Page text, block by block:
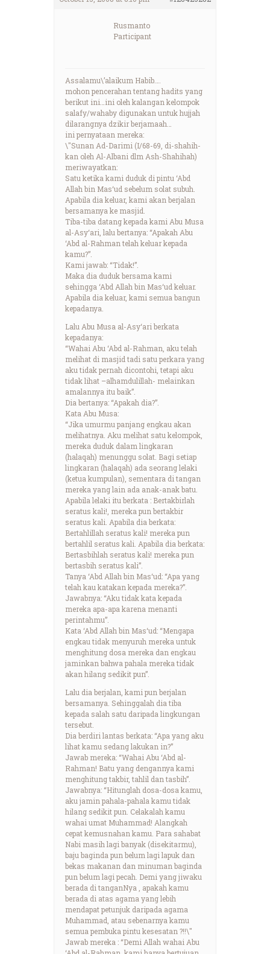
Rusmanto
Participant
Assalamu\’alaikum Habib….
mohon pencerahan tentang hadits yang
berikut ini…ini oleh kalangan kelompok
salafy/wahaby digunakan untuk hujjah
dilarangnya dzikir berjamaah…
ini pernyataan mereka:
\"Sunan Ad-Darimi (I/68-69, di-shahih-
kan oleh Al-Albani dlm Ash-Shahihah)
meriwayatkan:
Satu ketika kami duduk di pintu ‘Abd
Allah bin Mas‘ud sebelum solat subuh.
Apabila dia keluar, kami akan berjalan
bersamanya ke masjid.
Tiba-tiba datang kepada kami Abu Musa
al-Asy‘ari, lalu bertanya: “Apakah Abu
‘Abd al-Rahman telah keluar kepada
kamu?”.
Kami jawab: “Tidak!”.
Maka dia duduk bersama kami
sehingga ‘Abd Allah bin Mas‘ud keluar.
Apabila dia keluar, kami semua bangun
kepadanya.
Lalu Abu Musa al-Asy‘ari berkata
kepadanya:
“Wahai Abu ‘Abd al-Rahman, aku telah
melihat di masjid tadi satu perkara yang
aku tidak pernah dicontohi, tetapi aku
tidak lihat –alhamdulillah- melainkan
amalannya itu baik”.
Dia bertanya: “Apakah dia?”.
Kata Abu Musa:
“Jika umurmu panjang engkau akan
melihatnya. Aku melihat satu kelompok,
mereka duduk dalam lingkaran
(halaqah) menunggu solat. Bagi setiap
lingkaran (halaqah) ada seorang lelaki
(ketua kumpulan), sementara di tangan
mereka yang lain ada anak-anak batu.
Apabila lelaki itu berkata : Bertakbirlah
seratus kali!, mereka pun bertakbir
seratus kali. Apabila dia berkata:
Bertahlillah seratus kali! mereka pun
bertahlil seratus kali. Apabila dia berkata:
Bertasbihlah seratus kali! mereka pun
bertasbih seratus kali”.
Tanya ‘Abd Allah bin Mas‘ud: “Apa yang
telah kau katakan kepada mereka?”.
Jawabnya: “Aku tidak kata kepada
mereka apa-apa karena menanti
perintahmu”.
Kata ‘Abd Allah bin Mas‘ud: “Mengapa
engkau tidak menyuruh mereka untuk
menghitung dosa mereka dan engkau
jaminkan bahwa pahala mereka tidak
akan hilang sedikit pun”.
Lalu dia berjalan, kami pun berjalan
bersamanya. Sehinggalah dia tiba
kepada salah satu daripada lingkungan
tersebut.
Dia berdiri lantas berkata: “Apa yang aku
lihat kamu sedang lakukan in?”
Jawab mereka: “Wahai Abu ‘Abd al-
Rahman! Batu yang dengannya kami
menghitung takbir, tahlil dan tasbih”.
Jawabnya: “Hitunglah dosa-dosa kamu,
aku jamin pahala-pahala kamu tidak
hilang sedikit pun. Celakalah kamu
wahai umat Muhammad! Alangkah
cepat kemusnahan kamu. Para sahabat
Nabi masih lagi banyak (disekitarmu),
baju baginda pun belum lagi lapuk dan
bekas makanan dan minuman baginda
pun belum lagi pecah. Demi yang jiwaku
berada di tanganNya , apakah kamu
berada di atas agama yang lebih
mendapat petunjuk daripada agama
Muhammad, atau sebenarnya kamu
semua pembuka pintu kesesatan ?!!\"
Jawab mereka : “Demi Allah wahai Abu